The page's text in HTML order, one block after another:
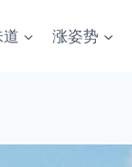
涨姿势